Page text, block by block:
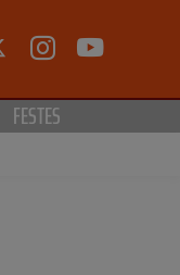
FESTES